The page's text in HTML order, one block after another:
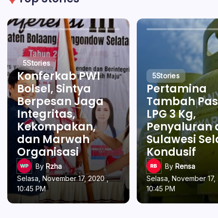
5Stories
Konferkab PWI
Bolsel, Sintya
Berpesan Jaga
Integritas,
Kekompakan,
dan Marwah
Organisasi
By Rzha
Selasa, November 17, 2020 ,
10:45 PM
5Stories
Pertamina
Tambah
LPG 3 Kg,
Penyaluran
Sulawesi
Kondusif
By Rensa
Selasa, November 17,
10:45 PM